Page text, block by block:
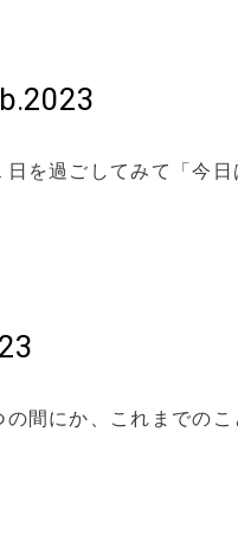
を過ごしてみて「今
の間にか、これまでの